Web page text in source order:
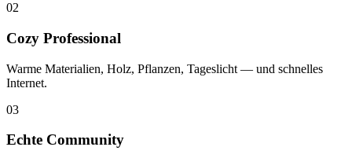
02
Cozy Professional
Warme Materialien, Holz, Pflanzen, Tageslicht — und schnelles
Internet.
03
Echte Community